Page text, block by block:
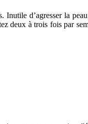
d’agresser la
deux à trois fois par